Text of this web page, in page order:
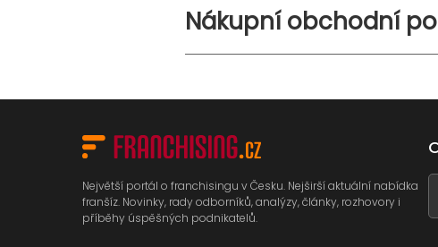
Nákupní obchodní
Největší portál o franchisingu v Česku. Nejširší aktuální nabídka
franšíz. Novinky, rady odborníků, analýzy, články, rozhovory i
příběhy úspěšných podnikatelů.
If